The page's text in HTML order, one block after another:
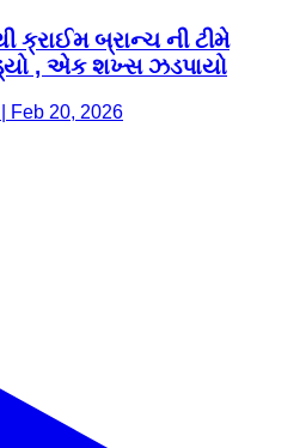
ક્રાઈમ બ્રાન્ચ ની ટીમે
, એક શખ્સ ઝડપાયો
Feb 20, 2026